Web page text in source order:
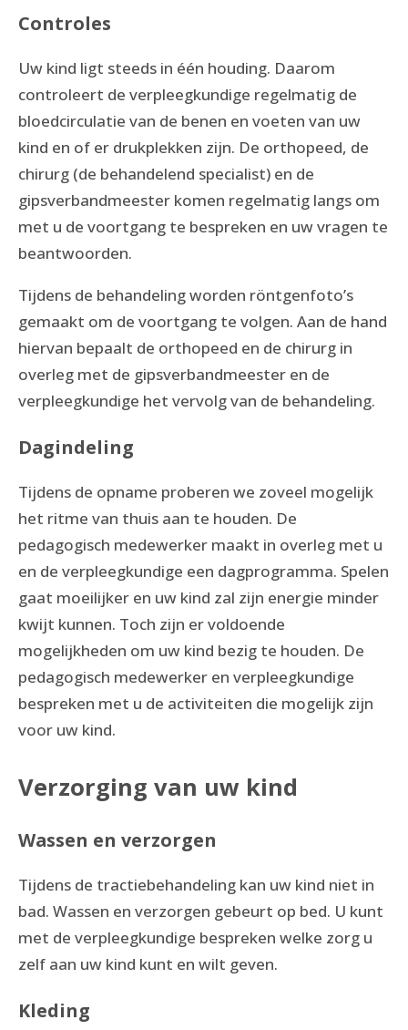
Controles
Uw kind ligt steeds in één houding. Daarom
controleert de verpleegkundige regelmatig de
bloedcirculatie van de benen en voeten van uw
kind en of er drukplekken zijn. De orthopeed, de
chirurg (de behandelend specialist) en de
gipsverbandmeester komen regelmatig langs om
met u de voortgang te bespreken en uw vragen te
beantwoorden.
Tijdens de behandeling worden röntgenfoto’s
gemaakt om de voortgang te volgen. Aan de hand
hiervan bepaalt de orthopeed en de chirurg in
overleg met de gipsverbandmeester en de
verpleegkundige het vervolg van de behandeling.
Dagindeling
Tijdens de opname proberen we zoveel mogelijk
het ritme van thuis aan te houden. De
pedagogisch medewerker maakt in overleg met u
en de verpleegkundige een dagprogramma. Spelen
gaat moeilijker en uw kind zal zijn energie minder
kwijt kunnen. Toch zijn er voldoende
mogelijkheden om uw kind bezig te houden. De
pedagogisch medewerker en verpleegkundige
bespreken met u de activiteiten die mogelijk zijn
voor uw kind.
Verzorging van uw kind
Wassen en verzorgen
Tijdens de tractiebehandeling kan uw kind niet in
bad. Wassen en verzorgen gebeurt op bed. U kunt
met de verpleegkundige bespreken welke zorg u
zelf aan uw kind kunt en wilt geven.
Kleding